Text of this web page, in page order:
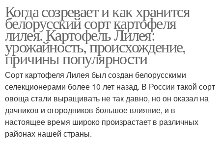
Когда созревает и как хранится
белорусский сорт картофеля
лилея. Картофель Лилея:
урожайность, происхождение,
причины популярности
Сорт картофеля Лилея был создан белорусскими
селекционерами более 10 лет назад. В России такой сорт
овоща стали выращивать не так давно, но он оказал на
дачников и огородников большое влияние, и в
настоящее время широко произрастает в различных
районах нашей страны.